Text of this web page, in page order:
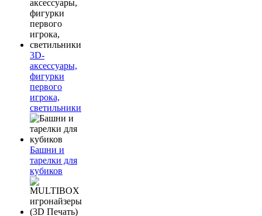
3D-
аксессуары,
фигурки
первого
игрока,
светильники
Башни и
тарелки для
кубиков